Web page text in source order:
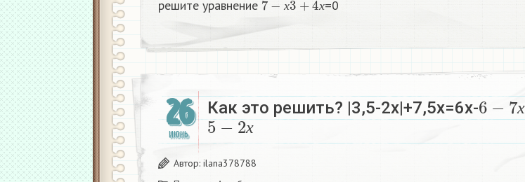
решите уравнение х х=0
26
ИЮНЬ
Как это решить? |3,5-2х|+7,5х=6х- х
6− 7х
х
5−2х
Автор: ilana378788